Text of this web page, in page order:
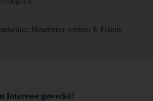
Mitarbeiter werben & Prämie
Interesse geweckt?